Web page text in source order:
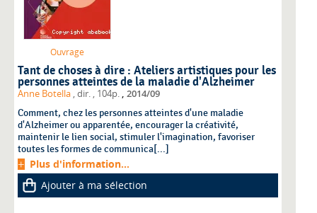
Ouvrage
Tant de choses à dire : Ateliers artistiques pour les
personnes atteintes de la maladie d'Alzheimer
Anne Botella , dir. , 104p. , 2014/09
Comment, chez les personnes atteintes d'une maladie
d'Alzheimer ou apparentée, encourager la créativité,
maintenir le lien social, stimuler l'imagination, favoriser
toutes les formes de communica[...]
Plus d'information...
Ajouter à ma sélection